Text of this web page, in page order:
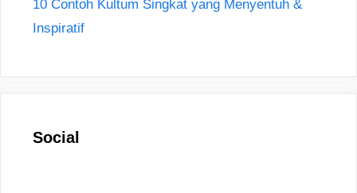
10 Contoh Kultum Singkat yang Menyentuh &
Inspiratif
Social